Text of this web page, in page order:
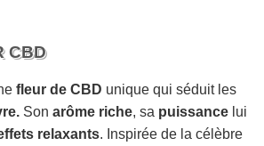
CBD
fleur de CBD unique qui séduit les
Son arôme riche, sa puissance lui
relaxants. Inspirée de la célèbre